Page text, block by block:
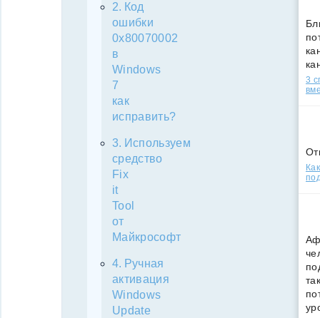
Код
ошибки
0x80070002
в
Windows
7
как
исправить?
Используем
средство
Fix
it
Tool
от
Майкрософт
Ручная
активация
Windows
Update
3